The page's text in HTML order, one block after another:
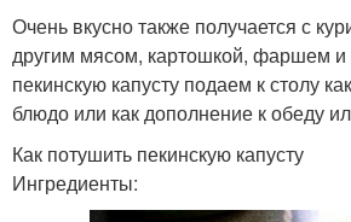
Очень вкусно также получается с
другим мясом, картошкой, фаршем
пекинскую капусту подаем к столу
блюдо или как дополнение к обеду
Как потушить пекинскую капусту
Ингредиенты: